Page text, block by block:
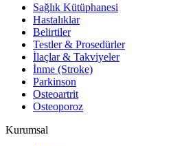
Sağlık Kütüphanesi
Hastalıklar
Belirtiler
Testler & Prosedürler
İlaçlar & Takviyeler
İnme (Stroke)
Parkinson
Osteoartrit
Osteoporoz
Kurumsal